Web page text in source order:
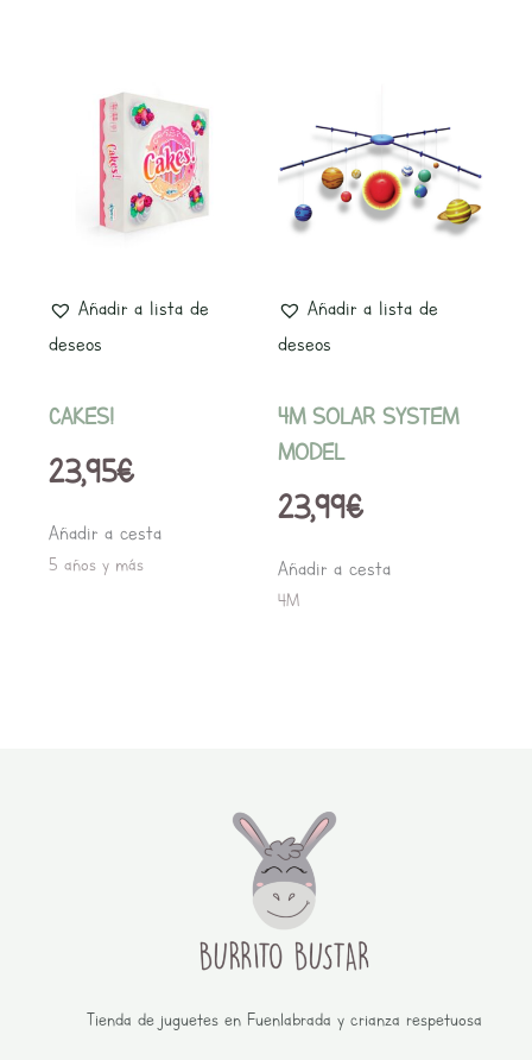
Añadir a lista de
deseos
CAKES!
23,95€
Añadir a cesta
5 años y más
Añadir a lista de
deseos
4M SOLAR SYSTEM
MODEL
23,99€
Añadir a cesta
4M
Tienda de juguetes en Fuenlabrada y crianza respetuosa